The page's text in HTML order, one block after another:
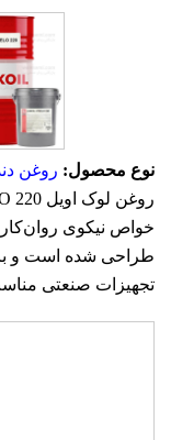
نوع محصول: روغن
خواص نیکوی
طراحی شده است و
تجهیزات صنعتی